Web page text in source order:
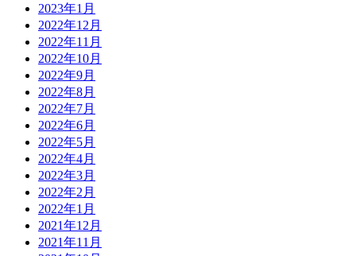
2023年1月
2022年12月
2022年11月
2022年10月
2022年9月
2022年8月
2022年7月
2022年6月
2022年5月
2022年4月
2022年3月
2022年2月
2022年1月
2021年12月
2021年11月